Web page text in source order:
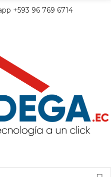
+593 96 769 6714